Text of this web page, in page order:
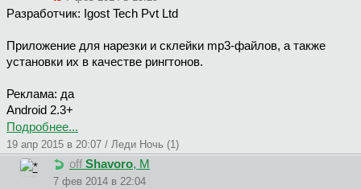
Разработчик: Igost Tech Pvt Ltd
Приложение для нарезки и склейки mp3-файлов, а также
установки их в качестве рингтонов.
Реклама: да
Android 2.3+
Подробнее...
19 апр 2015 в 20:07 / Леди Ночь (1)
off Shavoro, М
7 фев 2014 в 22:04